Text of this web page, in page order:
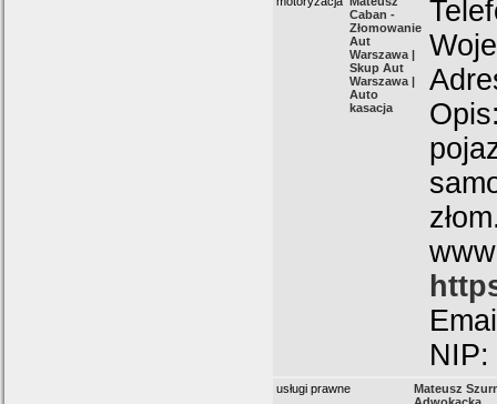
Caban -
Złomowanie
Aut
Warszawa |
Skup Aut
Warszawa |
Auto
kasacja
NIP:
usługi prawne
Mateusz